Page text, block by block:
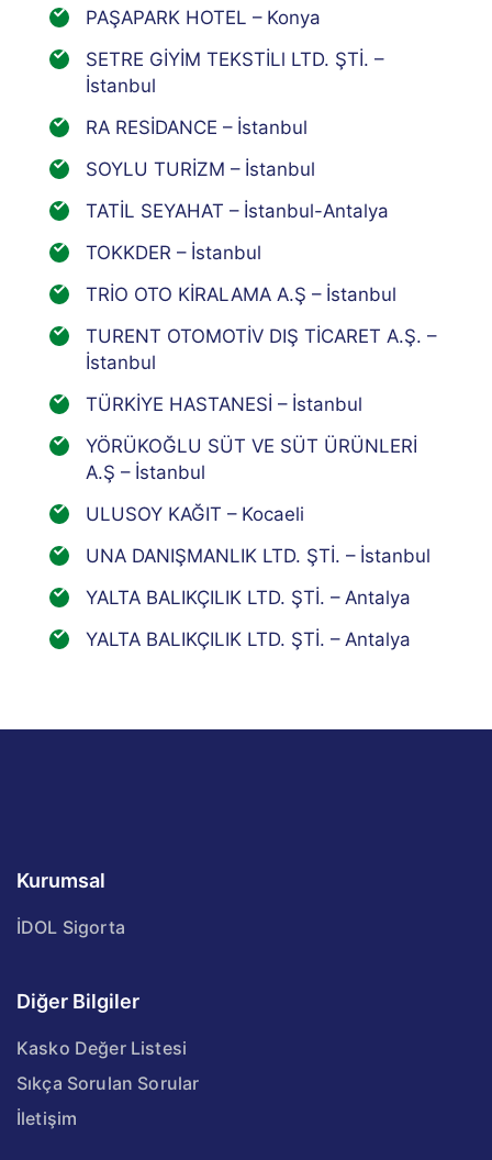
PAŞAPARK HOTEL – Konya
SETRE GİYİM TEKSTİLl LTD. ŞTİ. –
İstanbul
RA RESİDANCE – İstanbul
SOYLU TURİZM – İstanbul
TATİL SEYAHAT – İstanbul-Antalya
TOKKDER – İstanbul
TRİO OTO KİRALAMA A.Ş – İstanbul
TURENT OTOMOTİV DIŞ TİCARET A.Ş. –
İstanbul
TÜRKİYE HASTANESİ – İstanbul
YÖRÜKOĞLU SÜT VE SÜT ÜRÜNLERİ
A.Ş – İstanbul
ULUSOY KAĞIT – Kocaeli
UNA DANIŞMANLIK LTD. ŞTİ. – İstanbul
YALTA BALIKÇILIK LTD. ŞTİ. – Antalya
YALTA BALIKÇILIK LTD. ŞTİ. – Antalya
Kurumsal
İDOL Sigorta
Diğer Bilgiler
Kasko Değer Listesi
Sıkça Sorulan Sorular
İletişim